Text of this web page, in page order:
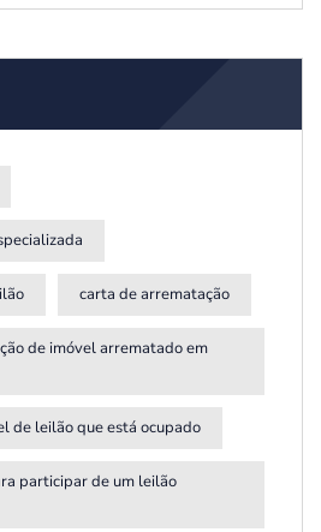
carta de arrematação
de imóvel arrematado em
de leilão que está ocupado
participar de um leilão